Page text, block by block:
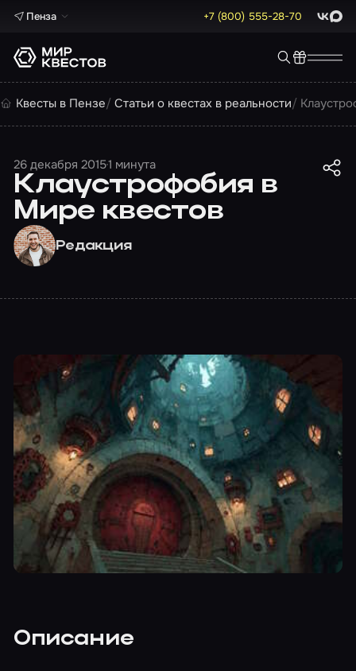
Пенза +7 (800) 555-28-70 Max
Квесты в Пензе Статьи о квестах в реальности
26 декабря 20151 минута
Клаустрофобия в
Мире квестов
Редакция
Описание